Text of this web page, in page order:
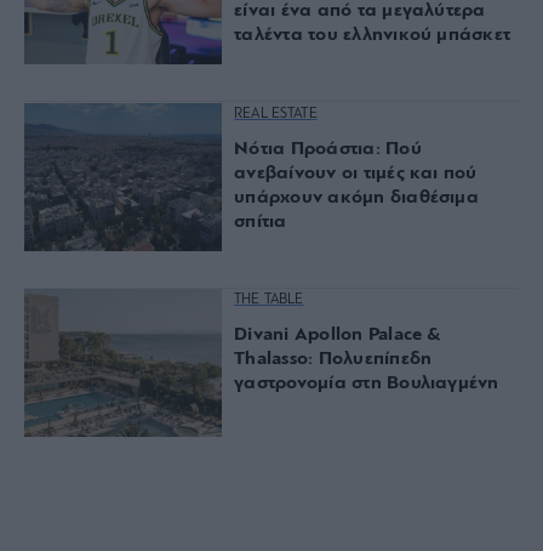
είναι ένα από τα μεγαλύτερα
ταλέντα του ελληνικού μπάσκετ
REAL ESTATE
Νότια Προάστια: Πού
ανεβαίνουν οι τιμές και πού
υπάρχουν ακόμη διαθέσιμα
σπίτια
THE TABLE
Divani Apollon Palace &
Thalasso: Πολυεπίπεδη
γαστρονομία στη Βουλιαγμένη